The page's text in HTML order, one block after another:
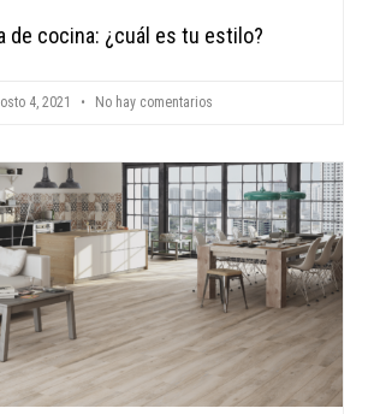
de cocina: ¿cuál es tu estilo?
4, 2021 No hay comentarios